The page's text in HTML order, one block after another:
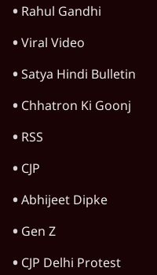
Rahul Gandhi
Viral Video
Satya Hindi Bulletin
Chhatron Ki Goonj
RSS
CJP
Abhijeet Dipke
Gen Z
CJP Delhi Protest